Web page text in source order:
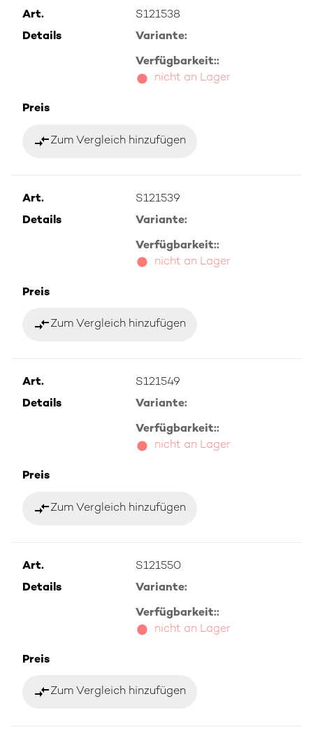
Art.
S121538
Details
Variante:
Verfügbarkeit::
nicht an Lager
Preis
compare_arrowsZum Vergleich hinzufügen
Art.
S121539
Details
Variante:
Verfügbarkeit::
nicht an Lager
Preis
compare_arrowsZum Vergleich hinzufügen
Art.
S121549
Details
Variante:
Verfügbarkeit::
nicht an Lager
Preis
compare_arrowsZum Vergleich hinzufügen
Art.
S121550
Details
Variante:
Verfügbarkeit::
nicht an Lager
Preis
compare_arrowsZum Vergleich hinzufügen